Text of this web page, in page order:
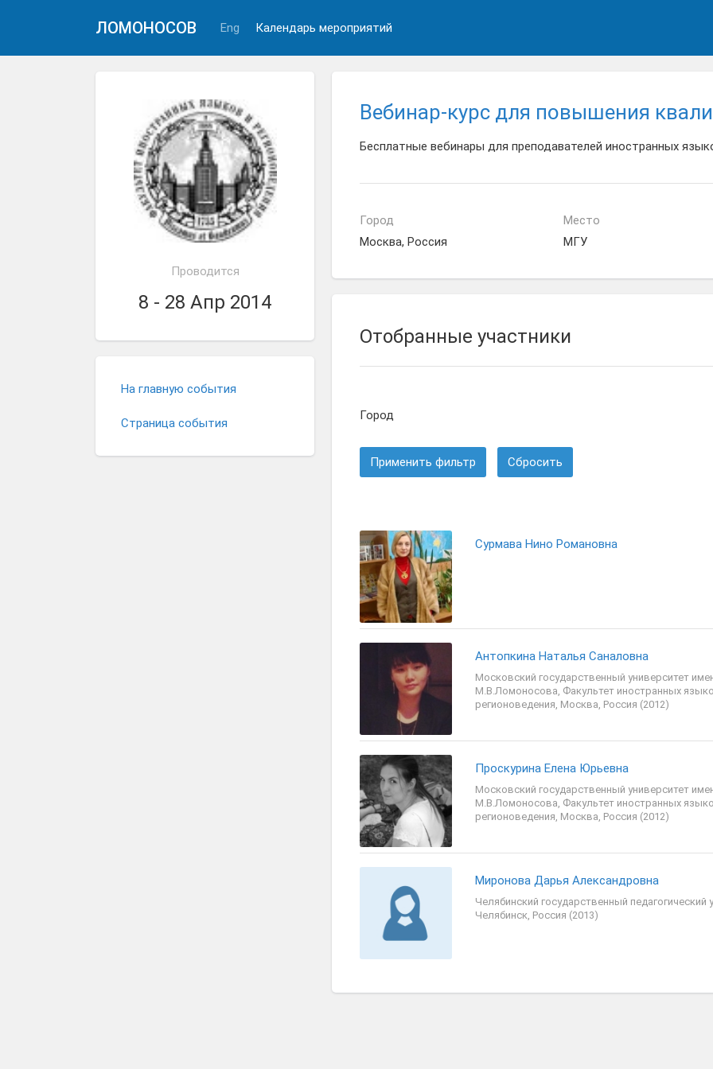
ЛОМОНОСОВ Eng Календарь мероприятий
Проводится
8 - 28 Апр 2014
На главную события
Страница события
Вебинар-курс для повышения
Бесплатные вебинары для преподавателей иностранных
Город
Москва, Россия
Место
МГУ
Отобранные участники
Город
Применить фильтр Сбросить
Сурмава Нино Романовна
Антопкина Наталья Саналовна
Московский государственный университет
М.В.Ломоносова, Факультет иностранных
регионоведения, Москва, Россия (2012)
Проскурина Елена Юрьевна
Московский государственный университет
М.В.Ломоносова, Факультет иностранных
регионоведения, Москва, Россия (2012)
Миронова Дарья Александровна
Челябинский государственный педагогический
Челябинск, Россия (2013)